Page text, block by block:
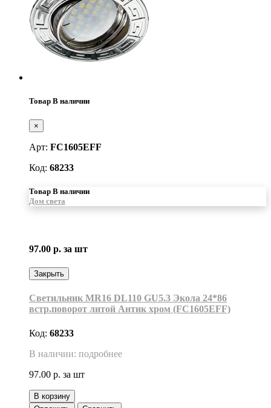
Товар В наличии
×
Арт: FC1605EFF
Код: 68233
Товар В наличии
Дом света
97.00 р. за шт
Закрыть
Светильник MR16 DL110 GU5.3 Экола 24*86
встр.поворот литой Антик хром (FC1605EFF)
Код: 68233
В наличии: подробнее
97.00 р. за шт
В корзину